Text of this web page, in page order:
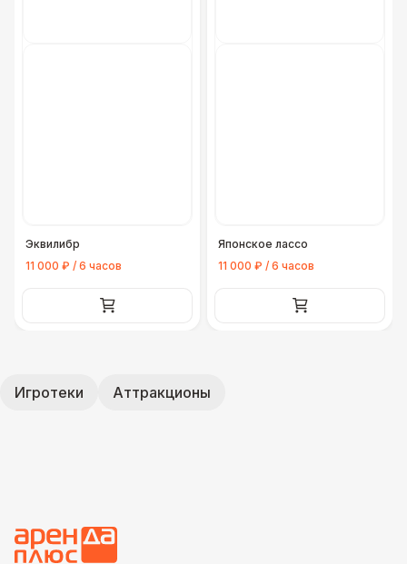
Эквилибр
11 000 ₽ / 6 часов
Японское лассо
11 000 ₽ / 6 часов
Игротеки Аттракционы